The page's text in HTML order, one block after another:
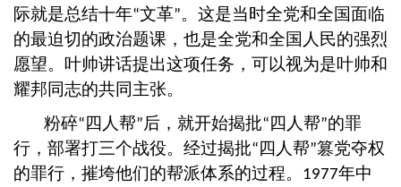
际就是总结十年“文革”。这是当时全党和全国面临
的最迫切的政治题课，也是全党和全国人民的强烈
愿望。叶帅讲话提出这项任务，可以视为是叶帅和
耀邦同志的共同主张。
粉碎“ 四人帮”后，就开始揭批“ 四人帮”的罪
行，部署打三个战役。经过揭批“ 四人帮”篡党夺权
的罪行，摧垮他们的帮派体系的过程。
1977年中